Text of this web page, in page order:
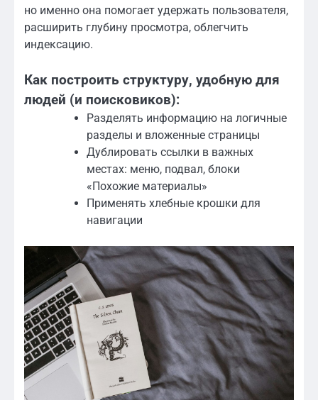
но именно она помогает удержать пользователя,
расширить глубину просмотра, облегчить
индексацию.
Как построить структуру, удобную для
людей (и поисковиков):
Разделять информацию на логичные
разделы и вложенные страницы
Дублировать ссылки в важных
местах: меню, подвал, блоки
«Похожие материалы»
Применять хлебные крошки для
навигации